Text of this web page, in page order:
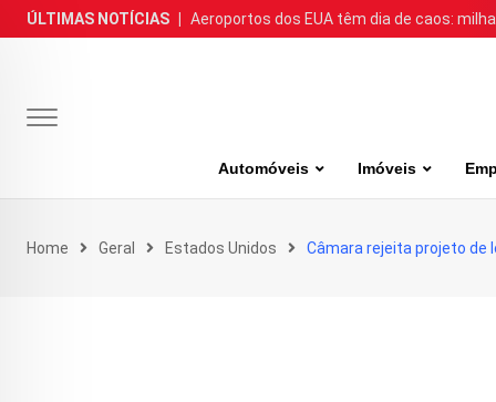
Skip
to
ÚLTIMAS NOTÍCIAS Aeroportos dos EUA têm dia de caos:
Automóveis Imóveis
Home Geral Estados Unidos Câmara rejeita projeto de